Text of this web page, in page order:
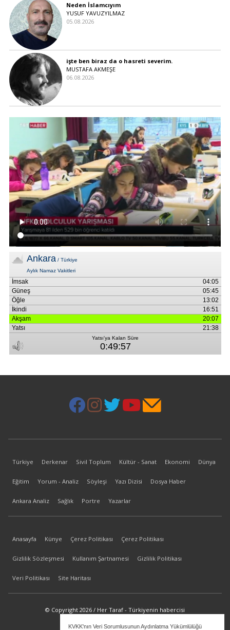
KVKK'nın Veri Sorumlusunun Aydınlatma Yükümlülüğü
Neden İslamcıyım
YUSUF YAVUZYILMAZ
05.08.2026
işte ben biraz da o hasreti severim.
MUSTAFA AKMEŞE
06.08.2026
Türkiye Derkenar Sivil Toplum Kültür - Sanat Ekonomi Dünya
Eğitim Yorum - Analiz Söyleşi Yazı Dizisi Dosya Haber
Ankara Analiz Sağlık Portre Yazarlar
Anasayfa Künye Çerez Politikası Çerez Politikası
Gizlilik Sözleşmesi Kullanım Şartnamesi Gizlilik Politikası
Veri Politikası Site Haritası
© Copyright 2026 / Her Taraf - Türkiyenin habercisi